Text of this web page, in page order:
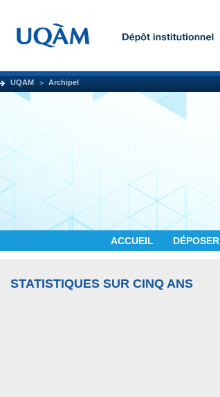
UQAM Archipel
ACCUEIL DÉPOSER
STATISTIQUES SUR CINQ ANS